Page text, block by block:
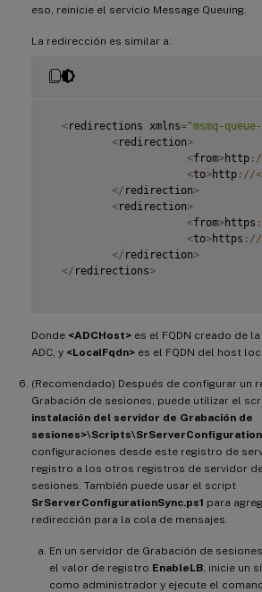
eso, reinicie el servicio Message Queuing.
La redirección es similar a:
<redirections xmlns="msmq-
<redirection>
<from>http : /
<to>http : //<
</ redirection>
<redirection>
<from>https :
<to>https : //
</ redirection>
</ redirections>
Donde <ADCHost> es el FQDN creado de
ADC, y <LocalFqdn> es el FQDN del host
(Recomendado) Después de configurar un
Grabación de sesiones, puede utilizar el
instalación del servidor de Grabación de
configuraciones desde este registro de
registro a los otros registros de servidor
sesiones. También puede usar el script
SrServerConfigurationSync.ps1 para
redirección para la cola de mensajes.
En un servidor de Grabación de
el valor de registro EnableLB , inicie un
como administrador y ejecute el